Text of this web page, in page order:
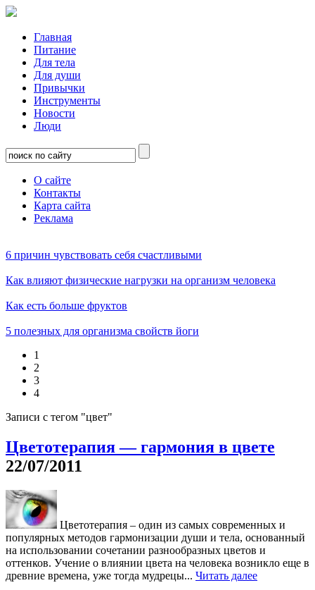
Главная
Питание
Для тела
Для души
Привычки
Инструменты
Новости
Люди
О сайте
Контакты
Карта сайта
Реклама
6 причин чувствовать себя счастливыми
Как влияют физические нагрузки на организм человека
Как есть больше фруктов
5 полезных для организма свойств йоги
1
2
3
4
Записи с тегом "цвет"
Цветотерапия — гармония в цвете
22/07/2011
Цветотерапия – один из самых современных и
популярных методов гармонизации души и тела, основанный
на использовании сочетании разнообразных цветов и
оттенков. Учение о влиянии цвета на человека возникло еще в
древние времена, уже тогда мудрецы... Читать далее